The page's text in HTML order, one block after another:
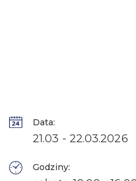
Data:
21.03 - 22.03.2026
Godziny: